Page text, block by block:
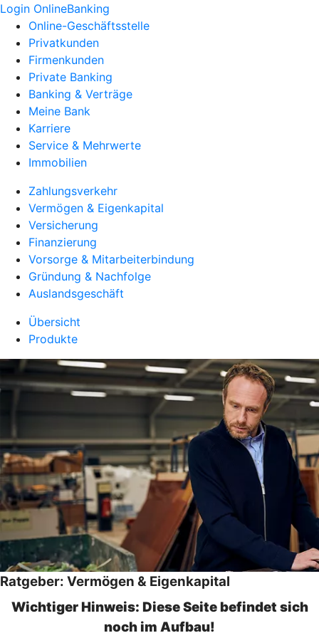
Login OnlineBanking
Online-Geschäftsstelle
Privatkunden
Firmenkunden
Private Banking
Banking & Verträge
Meine Bank
Karriere
Service & Mehrwerte
Immobilien
Zahlungsverkehr
Vermögen & Eigenkapital
Versicherung
Finanzierung
Vorsorge & Mitarbeiterbindung
Gründung & Nachfolge
Auslandsgeschäft
Übersicht
Produkte
Ratgeber: Vermögen & Eigenkapital
Wichtiger Hinweis: Diese Seite befindet sich
noch im Aufbau!